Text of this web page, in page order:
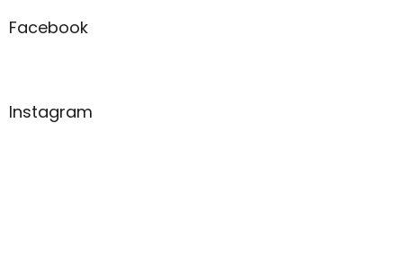
Facebook
Instagram